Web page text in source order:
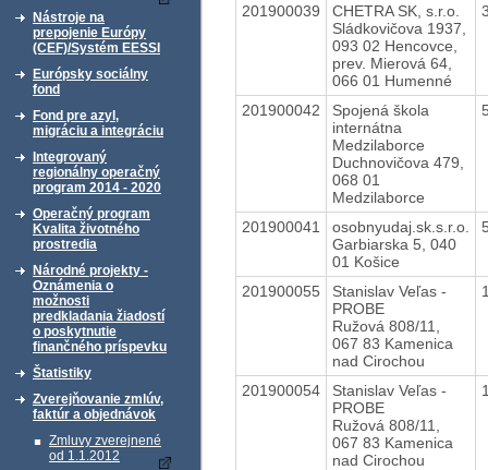
Nástroje na
prepojenie Európy
(CEF)/Systém EESSI
Európsky sociálny
fond
Fond pre azyl,
migráciu a integráciu
Integrovaný
regionálny operačný
program 2014 - 2020
Operačný program
Kvalita životného
prostredia
Národné projekty -
Oznámenia o
možnosti
predkladania žiadostí
o poskytnutie
finančného príspevku
Štatistiky
Zverejňovanie zmlúv,
faktúr a objednávok
Zmluvy zverejnené
od 1.1.2012
201900039
CHETRA SK, s.r.o.
Sládkovičova 1937,
093 02 Hencovce,
prev. Mierová 64,
066 01 Humenné
201900042
Spojená škola
internátna
Medzilaborce
Duchnovičova 479,
068 01
Medzilaborce
201900041
osobnyudaj.sk.s.r.o.
Garbiarska 5, 040
01 Košice
201900055
Stanislav Veľas -
PROBE
Ružová 808/11,
067 83 Kamenica
nad Cirochou
201900054
Stanislav Veľas -
PROBE
Ružová 808/11,
067 83 Kamenica
nad Cirochou